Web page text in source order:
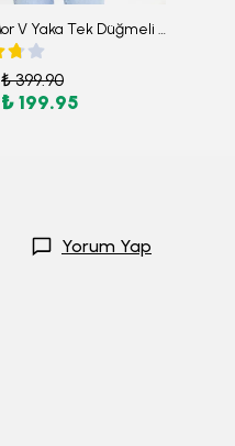
Kadın Mor V Yaka Tek Düğmeli Oversize Desenli Yelek ARM-25K001110
₺ 399.90
₺ 199.95
Yorum Yap